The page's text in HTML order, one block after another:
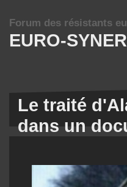
EURO-
Forum des résistants
Le traité
dans un